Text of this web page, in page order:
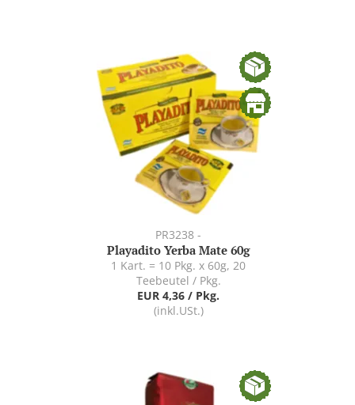
PR3238 -
Playadito Yerba Mate 60g
1 Kart. = 10 Pkg. x 60g, 20
Teebeutel / Pkg.
EUR 4,36 / Pkg.
(inkl.USt.)